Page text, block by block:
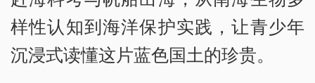
样性认知到海洋保护实践，让青少年
沉浸式读懂这片蓝色国土的珍贵。